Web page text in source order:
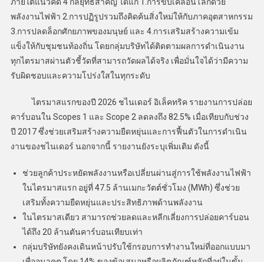
ภายใต้แนวคิด 4 กลยุทธ์สำคัญ ได้แก่ 1.การขับเคลื่อนโลกด้วย
พลังงานไฟฟ้า 2.การปฏิรูปรวมถึงคิดค้นสิ่งใหม่ให้กับภาคอุตสาหกรรม
3.การปลดล็อกศักยภาพของมนุษย์ และ 4.การเสริมสร้างความเข้ม
แข็งให้กับชุมชนท้องถิ่น โดยกลุ่มบริษัทได้ติดตามผลการดำเนินงาน
ทุกไตรมาสผ่านตัวชี้วัดที่สามารถวัดผลได้จริง เพื่อมั่นใจได้ว่ามีความ
รับผิดชอบและความโปร่งใสในทุกระดับ
ไตรมาสแรกของปี 2026 ชไนเดอร์ อิเล็คทริค รายงานการปล่อย
คาร์บอนใน Scopes 1 และ Scope 2 ลดลงถึง 82.5% เมื่อเทียบกับช่วง
ปี 2017 ซึ่งช่วยเสริมสร้างความยืดหยุ่นและการฟื้นตัวในการดำเนิน
งานของชไนเดอร์ นอกจากนี้ รายงานยังระบุเพิ่มเติม ดังนี้
ช่วยลูกค้าประหยัดพลังงานหรือเปลี่ยนผ่านสู่การใช้พลังงานไฟฟ้า
ในไตรมาสแรก อยู่ที่ 47.5 ล้านเมกะวัตต์ชั่วโมง (MWh) ซึ่งช่วย
เสริมทั้งความยืดหยุ่นและประสิทธิภาพด้านพลังงาน
ในไตรมาสเดียว สามารถช่วยลดและหลีกเลี่ยงการปล่อยคาร์บอน
ได้ถึง 20 ล้านตันคาร์บอนเทียบเท่า
กลุ่มบริษัทยังคงเดินหน้าปรับใช้กรอบการทำงานใหม่ที่ออกแบบมา